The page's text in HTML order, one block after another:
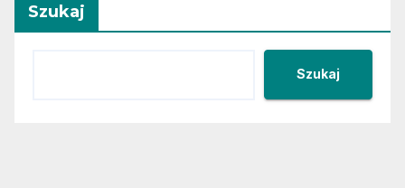
Szukaj
Szukaj